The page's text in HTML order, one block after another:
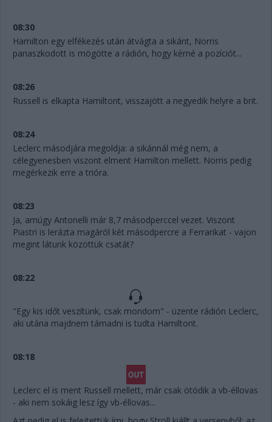
08:30
Hamilton egy elfékezés után átvágta a sikánt, Norris
panaszkodott is mögötte a rádión, hogy kérné a pozíciót...
08:26
Russell is elkapta Hamiltont, visszajött a negyedik helyre a brit.
08:24
Leclerc másodjára megoldja: a sikánnál még nem, a
célegyenesben viszont elment Hamilton mellett. Norris pedig
megérkezik erre a trióra.
08:23
Ja, amúgy Antonelli már 8,7 másodperccel vezet. Viszont
Piastri is lerázta magáról két másodpercre a Ferrarikat - vajon
megint látunk közöttük csatát?
08:22
"Egy kis időt veszítünk, csak mondom" - üzente rádión Leclerc,
aki utána majdnem támadni is tudta Hamiltont.
08:18
Leclerc el is ment Russell mellett, már csak ötödik a vb-éllovas
- aki nem sokáig lesz így vb-éllovas...